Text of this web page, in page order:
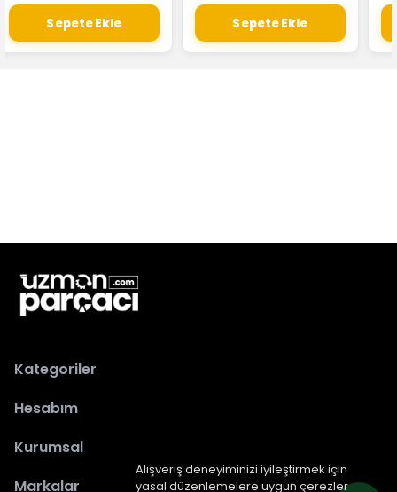
Alışveriş deneyiminizi iyileştirmek için
yasal düzenlemelere uygun çerezler
Sepete Ekle Sepete Ekle
Kategoriler
Hesabım
Kurumsal
Markalar